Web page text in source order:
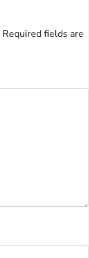
Required fields are